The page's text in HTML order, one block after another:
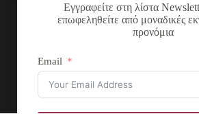
Εγγραφείτε στη λίστα
επωφεληθείτε από μοναδικές
προνόμια
Email
Διεύθυνση:
Νικολάου Χάσου 19, ΤΚ
Τηλέφωνο:
+30 2385 503290
Email: